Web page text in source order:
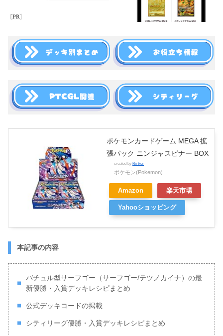
ポケモンカードゲーム MEGA 拡
張パック ニンジャスピナー BOX
created by Rinker
ポケモン(Pokemon)
Amazon 楽天市場
Yahooショッピング
本記事の内容
バチュル型サーフゴー（サーフゴー/テツノカイナ）の最
新優勝・入賞デッキレシピまとめ
公式デッキコードの掲載
シティリーグ優勝・入賞デッキレシピまとめ